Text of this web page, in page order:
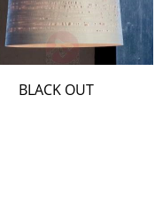
BLACK OUT